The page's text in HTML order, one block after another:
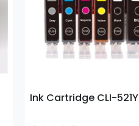
Ink Cartridge CLI-521Y